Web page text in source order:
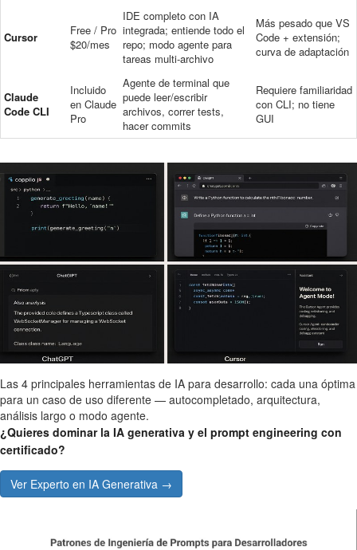
Cursor
Free / Pro
$20/mes
IDE completo con IA
integrada; entiende todo el
repo; modo agente para
tareas multi-archivo
Más pesado que VS
Code + extensión;
curva de adaptación
Claude
Code CLI
Incluido
en Claude
Pro
Agente de terminal que
puede leer/escribir
archivos, correr tests,
hacer commits
Requiere familiaridad
con CLI; no tiene
GUI
Las 4 principales herramientas de IA para desarrollo: cada una óptima
para un caso de uso diferente — autocompletado, arquitectura,
análisis largo o modo agente.
¿Quieres dominar la IA generativa y el prompt engineering con
certificado?
Ver Experto en IA Generativa →